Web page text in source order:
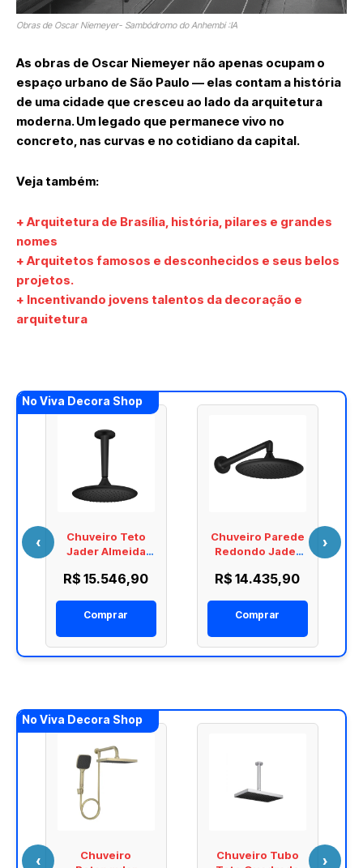
Obras de Oscar Niemeyer- Sambódromo do Anhembi :IA
As obras de Oscar Niemeyer não apenas ocupam o
espaço urbano de São Paulo — elas contam a história
de uma cidade que cresceu ao lado da arquitetura
moderna. Um legado que permanece vivo no
concreto, nas curvas e no cotidiano da capital.
Veja também:
+ Arquitetura de Brasília, história, pilares e grandes
nomes
+ Arquitetos famosos e desconhecidos e seus belos
projetos.
+ Incentivando jovens talentos da decoração e
arquitetura
No Viva Decora Shop
Chuveiro Teto
Jader Almeida
2107.BL.TET.MT
R$ 15.546,90
Comprar
Chuveiro Parede
Redondo Jader
Black Matte
R$ 14.435,90
Comprar
‹ ›
No Viva Decora Shop
Chuveiro
Chuveiro Tubo
‹ ›